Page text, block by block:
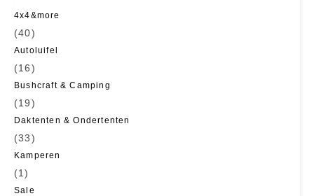
4x4&more
(40)
Autoluifel
(16)
Bushcraft & Camping
(19)
Daktenten & Ondertenten
(33)
Kamperen
(1)
Sale